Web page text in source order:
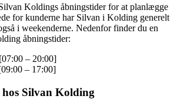
Koldings åbningstider for at planlægge
for kunderne har Silvan i Kolding generelt
i weekenderne. Nedenfor finder du en
åbningstider:
– 20:00]
– 17:00]
Silvan Kolding